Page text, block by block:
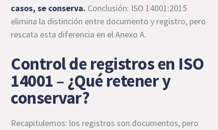
casos, se conserva. Conclusión: ISO 14001:2015
elimina la distinción entre documento y registro, pero
rescata esta diferencia en el Anexo A.
Control de registros en ISO
14001 – ¿Qué retener y
conservar?
Recapitulemos: los registros son documentos, pero